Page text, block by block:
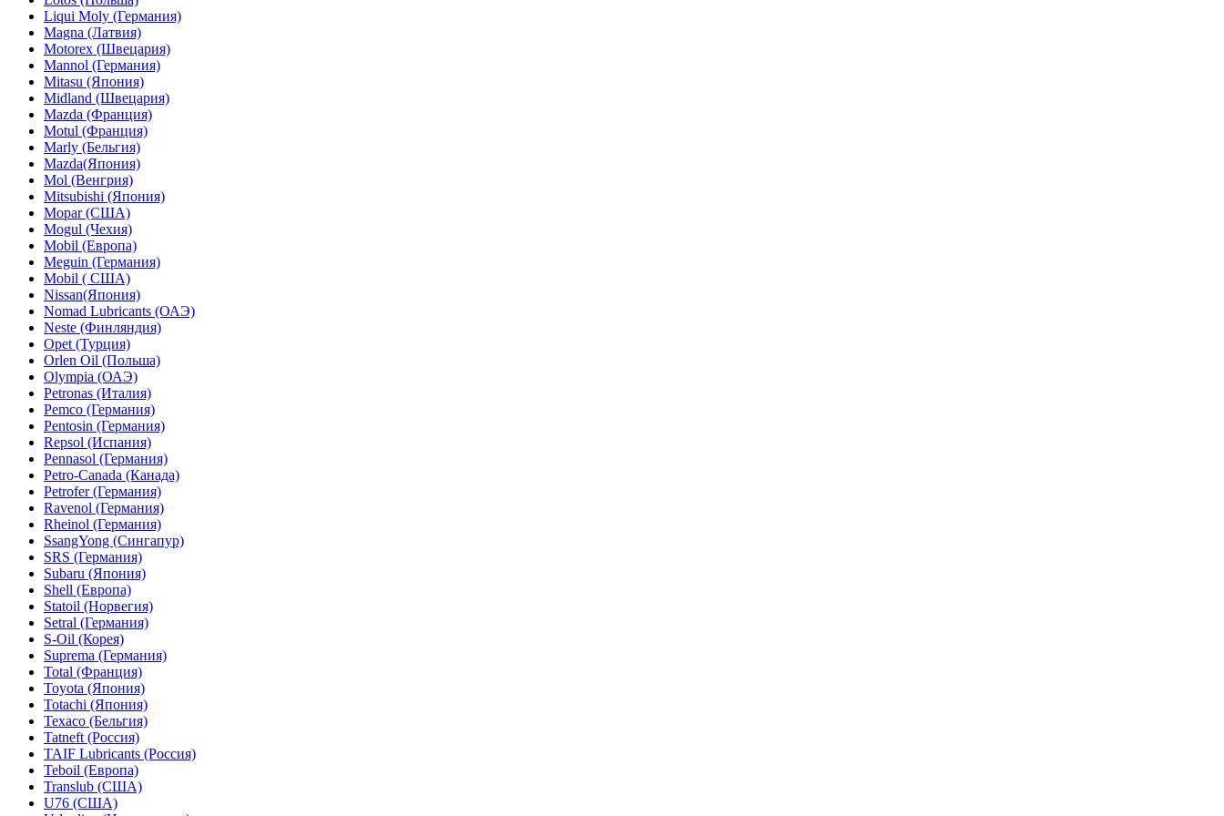
Liqui Moly (Германия)
Magna (Латвия)
Motorex (Швецария)
Mannol (Германия)
Mitasu (Япония)
Midland (Швецария)
Mazda (Франция)
Motul (Франция)
Marly (Бельгия)
Mazda(Япония)
Mol (Венгрия)
Mitsubishi (Япония)
Mopar (США)
Mogul (Чехия)
Mobil (Европа)
Meguin (Германия)
Mobil ( CША)
Nissan(Япония)
Nomad Lubricants (ОАЭ)
Neste (Финляндия)
Opet (Турция)
Orlen Oil (Польша)
Olympia (ОАЭ)
Petronas (Италия)
Pemco (Германия)
Pentosin (Германия)
Repsol (Испания)
Pennasol (Германия)
Petro-Canada (Канада)
Petrofer (Германия)
Ravenol (Германия)
Rheinol (Германия)
SsangYong (Сингапур)
SRS (Германия)
Subaru (Япония)
Shell (Европа)
Statoil (Норвегия)
Setral (Германия)
S-Oil (Корея)
Suprema (Германия)
Total (Франция)
Toyota (Япония)
Totachi (Япония)
Texaco (Бельгия)
Tatneft (Россия)
TAIF Lubricants (Россия)
Teboil (Европа)
Translub (США)
U76 (США)